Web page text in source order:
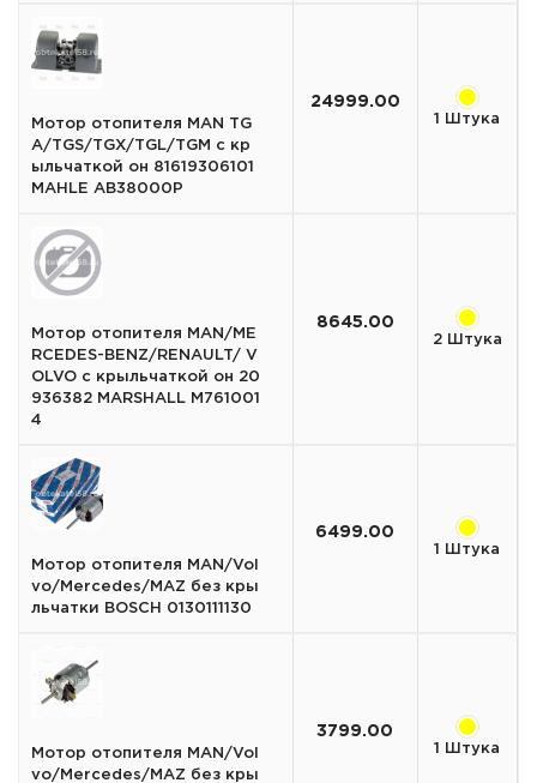
Мотор отопителя MAN TG
A/TGS/TGX/TGL/TGM с кр
ыльчаткой он 81619306101
MAHLE AB38000P
24999.00
1 Штука
Мотор отопителя MAN/ME
RCEDES-BENZ/RENAULT/ V
OLVO с крыльчаткой он 20
936382 MARSHALL M761001
4
8645.00
2 Штука
Мотор отопителя MAN/Vol
vo/Mercedes/MAZ без кры
льчатки BOSCH 0130111130
6499.00
1 Штука
Мотор отопителя MAN/Vol
vo/Mercedes/MAZ без кры
3799.00
1 Штука